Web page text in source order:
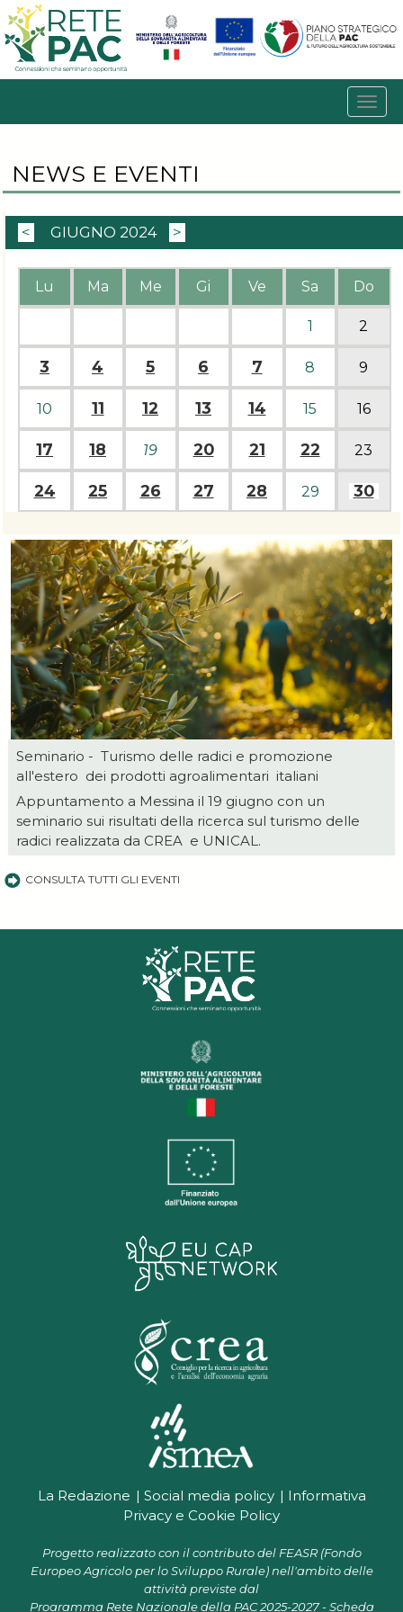
NEWS E EVENTI
< GIUGNO 2024 >
Lu Ma Me Gi Ve Sa Do
1 2
3 4 5 6 7 8 9
10 11 12 13 14 15 16
17 18 19 20 21 22 23
24 25 26 27 28 29 30
Seminario - Turismo delle radici e promozione
all'estero dei prodotti agroalimentari italiani
Appuntamento a Messina il 19 giugno con un
seminario sui risultati della ricerca sul turismo delle
radici realizzata da CREA e UNICAL.
CONSULTA TUTTI GLI EVENTI
La Redazione Social media policy
Informativa
Privacy e Cookie Policy
Progetto realizzato con il contributo del FEASR (Fondo
Europeo Agricolo per lo Sviluppo Rurale) nell'ambito delle
attività previste dal
Programma Rete Nazionale della PAC 2025-2027 - Scheda